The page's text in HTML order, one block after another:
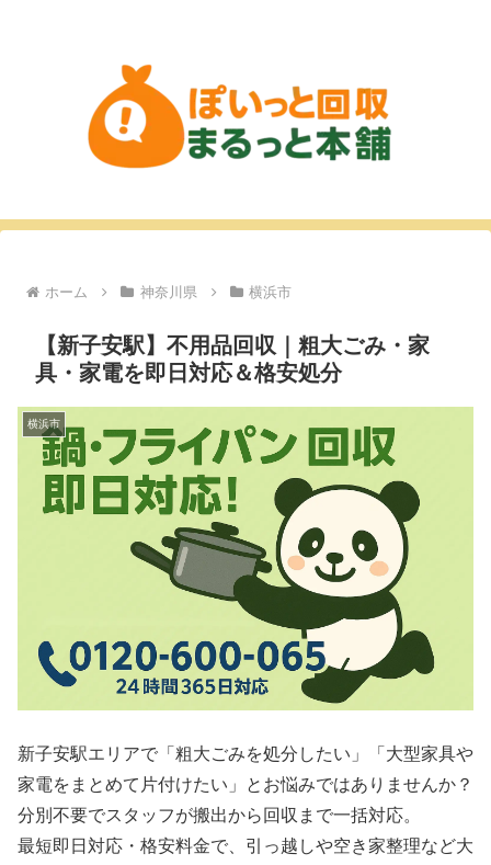
ホーム 神奈川県 横浜市
【新子安駅】不用品回収｜粗大ごみ・家
具・家電を即日対応＆格安処分
横浜市
新子安駅エリアで「粗大ごみを処分したい」「大型家具や
家電をまとめて片付けたい」とお悩みではありませんか？
分別不要でスタッフが搬出から回収まで一括対応。
最短即日対応・格安料金で、引っ越しや空き家整理など大